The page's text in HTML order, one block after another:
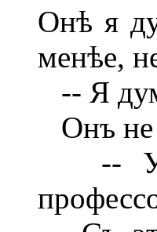
Онѣ я
менѣе,
-- Я
Онъ не
-- У